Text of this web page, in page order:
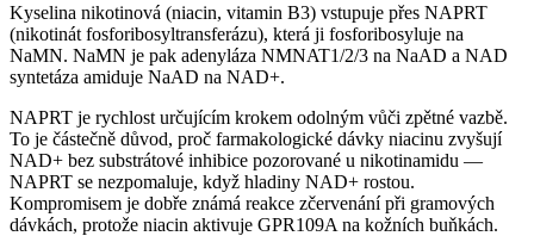
Kyselina nikotinová (niacin, vitamin B3) vstupuje přes NAPRT
(nikotinát fosforibosyltransferázu), která ji fosforibosyluje na
NaMN. NaMN je pak adenyláza NMNAT1/2/3 na NaAD a NAD
syntetáza amiduje NaAD na NAD+.
NAPRT je rychlost určujícím krokem odolným vůči zpětné vazbě.
To je částečně důvod, proč farmakologické dávky niacinu zvyšují
NAD+ bez substrátové inhibice pozorované u nikotinamidu —
NAPRT se nezpomaluje, když hladiny NAD+ rostou.
Kompromisem je dobře známá reakce zčervenání při gramových
dávkách, protože niacin aktivuje GPR109A na kožních buňkách.